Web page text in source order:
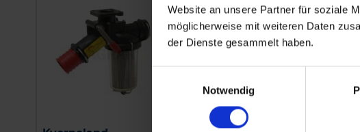
Website an unsere Partner für soziale
möglicherweise mit weiteren Daten
der Dienste gesammelt haben.
Notwendig